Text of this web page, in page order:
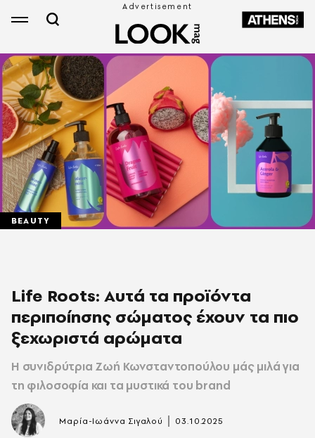
BEAUTY
Life Roots: Αυτά τα προϊόντα
περιποίησης σώματος έχουν τα πιο
ξεχωριστά αρώματα
Η συνιδρύτρια Ζωή Κωνσταντοπούλου μάς μιλά για
τη φιλοσοφία και τα μυστικά του brand
Μαρία-Ιωάννα Σιγαλού 03.10.2025